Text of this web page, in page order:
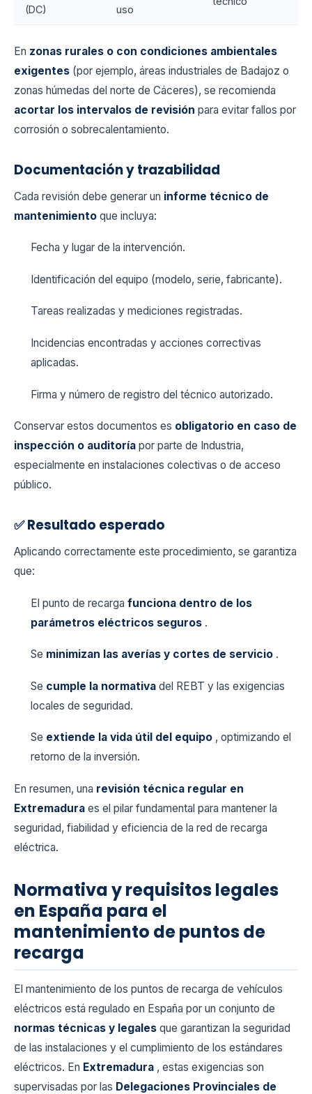
(DC) uso
En zonas rurales o con condiciones ambientales
exigentes (por ejemplo, áreas industriales de Badajoz o
zonas húmedas del norte de Cáceres), se recomienda
acortar los intervalos de revisión para evitar fallos por
corrosión o sobrecalentamiento.
Documentación y trazabilidad
Cada revisión debe generar un informe técnico de
mantenimiento que incluya:
Fecha y lugar de la intervención.
Identificación del equipo (modelo, serie, fabricante).
Tareas realizadas y mediciones registradas.
Incidencias encontradas y acciones correctivas
aplicadas.
Firma y número de registro del técnico autorizado.
Conservar estos documentos es obligatorio en caso de
inspección o auditoría por parte de Industria,
especialmente en instalaciones colectivas o de acceso
público.
✅ Resultado esperado
Aplicando correctamente este procedimiento, se garantiza
que:
El punto de recarga funciona dentro de los
parámetros eléctricos seguros .
Se minimizan las averías y cortes de servicio .
Se cumple la normativa del REBT y las exigencias
locales de seguridad.
Se extiende la vida útil del equipo , optimizando el
retorno de la inversión.
En resumen, una revisión técnica regular en
Extremadura es el pilar fundamental para mantener la
seguridad, fiabilidad y eficiencia de la red de recarga
eléctrica.
Normativa y requisitos legales
en España para el
mantenimiento de puntos de
recarga
El mantenimiento de los puntos de recarga de vehículos
eléctricos está regulado en España por un conjunto de
normas técnicas y legales que garantizan la seguridad
de las instalaciones y el cumplimiento de los estándares
eléctricos. En Extremadura , estas exigencias son
supervisadas por las Delegaciones Provinciales de